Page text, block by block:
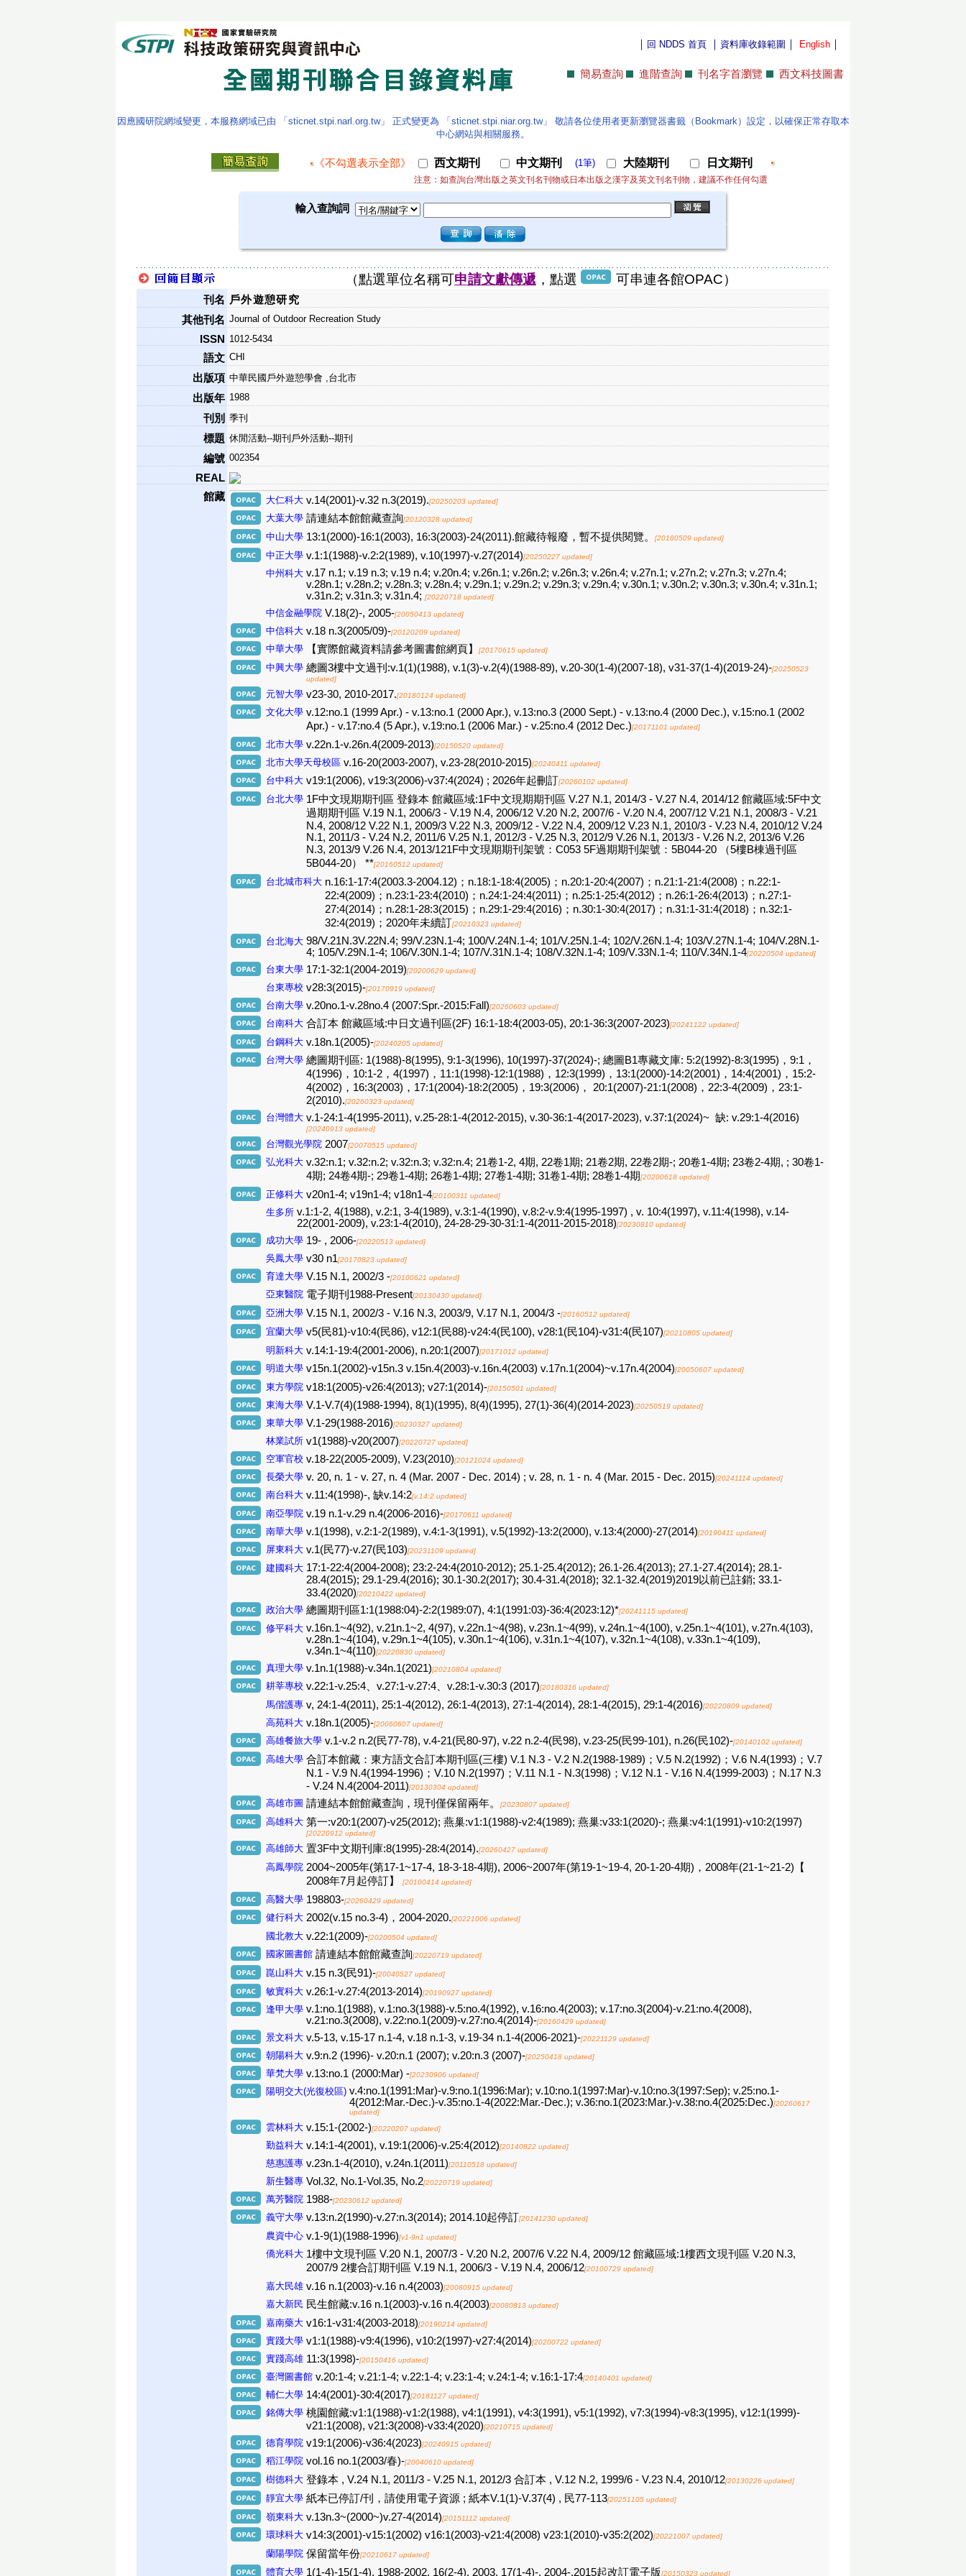
回 NDDS 首頁 資料庫收錄範圍 English
簡易查詢 進階查詢 刊名字首瀏覽 西文科技圖書
因應國研院網域變更，本服務網域已由 「sticnet.stpi.narl.org.tw」 正式變更為 「sticnet.stpi.niar.org.tw」 敬請各位使用者更新瀏覽器書籤（Bookmark）設定，以確保正常存取本
中心網站與相關服務。
《不勾選表示全部》 西文期刊 中文期刊 (1筆) 大陸期刊 日文期刊
注意：如查詢台灣出版之英文刊名刊物或日本出版之漢字及英文刊名刊物，建議不作任何勾選
輸入查詢詞
（點選單位名稱可申請文獻傳遞 ，點選 可串連各館OPAC）
刊名 戶外遊憩研究
其他刊名 Journal of Outdoor Recreation Study
ISSN 1012-5434
語文 CHI
出版項 中華民國戶外遊憩學會 ,台北市
出版年 1988
刊別 季刊
標題 休閒活動--期刊戶外活動--期刊
編號 002354
REAL
館藏
大仁科大 v.14(2001)-v.32 n.3(2019).[20250203 updated]
大葉大學 請連結本館館藏查詢[20120328 updated]
中山大學 13:1(2000)-16:1(2003), 16:3(2003)-24(2011).館藏待報廢，暫不提供閱覽。 [20180509 updated]
中正大學 v.1:1(1988)-v.2:2(1989), v.10(1997)-v.27(2014)[20250227 updated]
中州科大 v.17 n.1; v.19 n.3; v.19 n.4; v.20n.4; v.26n.1; v.26n.2; v.26n.3; v.26n.4; v.27n.1; v.27n.2; v.27n.3; v.27n.4;
v.28n.1; v.28n.2; v.28n.3; v.28n.4; v.29n.1; v.29n.2; v.29n.3; v.29n.4; v.30n.1; v.30n.2; v.30n.3; v.30n.4; v.31n.1;
v.31n.2; v.31n.3; v.31n.4; [20220718 updated]
中信金融學院 V.18(2)-, 2005-[20050413 updated]
中信科大 v.18 n.3(2005/09)-[20120209 updated]
中華大學 【實際館藏資料請參考圖書館網頁】 [20170615 updated]
中興大學 總圖3樓中文過刊:v.1(1)(1988), v.1(3)-v.2(4)(1988-89), v.20-30(1-4)(2007-18), v31-37(1-4)(2019-24)-[20250523
updated]
元智大學 v23-30, 2010-2017.[20180124 updated]
文化大學 v.12:no.1 (1999 Apr.) - v.13:no.1 (2000 Apr.), v.13:no.3 (2000 Sept.) - v.13:no.4 (2000 Dec.), v.15:no.1 (2002
Apr.) - v.17:no.4 (5 Apr.), v.19:no.1 (2006 Mar.) - v.25:no.4 (2012 Dec.)[20171101 updated]
北市大學 v.22n.1-v.26n.4(2009-2013)[20150520 updated]
北市大學天母校區 v.16-20(2003-2007), v.23-28(2010-2015)[20240411 updated]
台中科大 v19:1(2006), v19:3(2006)-v37:4(2024) ; 2026年起刪訂[20260102 updated]
台北大學 1F中文現期期刊區 登錄本 館藏區域:1F中文現期期刊區 V.27 N.1, 2014/3 - V.27 N.4, 2014/12 館藏區域:5F中文
過期期刊區 V.19 N.1, 2006/3 - V.19 N.4, 2006/12 V.20 N.2, 2007/6 - V.20 N.4, 2007/12 V.21 N.1, 2008/3 - V.21
N.4, 2008/12 V.22 N.1, 2009/3 V.22 N.3, 2009/12 - V.22 N.4, 2009/12 V.23 N.1, 2010/3 - V.23 N.4, 2010/12 V.24
N.1, 2011/3 - V.24 N.2, 2011/6 V.25 N.1, 2012/3 - V.25 N.3, 2012/9 V.26 N.1, 2013/3 - V.26 N.2, 2013/6 V.26
N.3, 2013/9 V.26 N.4, 2013/121F中文現期期刊架號：C053 5F過期期刊架號：5B044-20 （5樓B棟過刊區
5B044-20） **[20160512 updated]
台北城市科大 n.16:1-17:4(2003.3-2004.12)；n.18:1-18:4(2005)；n.20:1-20:4(2007)；n.21:1-21:4(2008)；n.22:1-
22:4(2009)；n.23:1-23:4(2010)；n.24:1-24:4(2011)；n.25:1-25:4(2012)；n.26:1-26:4(2013)；n.27:1-
27:4(2014)；n.28:1-28:3(2015)；n.29:1-29:4(2016)；n.30:1-30:4(2017)；n.31:1-31:4(2018)；n.32:1-
32:4(2019)；2020年未續訂[20210323 updated]
台北海大 98/V.21N.3V.22N.4; 99/V.23N.1-4; 100/V.24N.1-4; 101/V.25N.1-4; 102/V.26N.1-4; 103/V.27N.1-4; 104/V.28N.1-
4; 105/V.29N.1-4; 106/V.30N.1-4; 107/V.31N.1-4; 108/V.32N.1-4; 109/V.33N.1-4; 110/V.34N.1-4[20220504 updated]
台東大學 17:1-32:1(2004-2019)[20200629 updated]
台東專校 v28:3(2015)-[20170919 updated]
台南大學 v.20no.1-v.28no.4 (2007:Spr.-2015:Fall)[20260603 updated]
台南科大 合訂本 館藏區域:中日文過刊區(2F) 16:1-18:4(2003-05), 20:1-36:3(2007-2023)[20241122 updated]
台鋼科大 v.18n.1(2005)-[20240205 updated]
台灣大學 總圖期刊區: 1(1988)-8(1995), 9:1-3(1996), 10(1997)-37(2024)-; 總圖B1專藏文庫: 5:2(1992)-8:3(1995)，9:1，
4(1996)，10:1-2，4(1997)，11:1(1998)-12:1(1988)，12:3(1999)，13:1(2000)-14:2(2001)，14:4(2001)，15:2-
4(2002)，16:3(2003)，17:1(2004)-18:2(2005)，19:3(2006)， 20:1(2007)-21:1(2008)，22:3-4(2009)，23:1-
2(2010).[20260323 updated]
台灣體大 v.1-24:1-4(1995-2011), v.25-28:1-4(2012-2015), v.30-36:1-4(2017-2023), v.37:1(2024)~  缺: v.29:1-4(2016)
[20240913 updated]
台灣觀光學院 2007[20070515 updated]
弘光科大 v.32:n.1; v.32:n.2; v.32:n.3; v.32:n.4; 21卷1-2, 4期, 22卷1期; 21卷2期, 22卷2期-; 20卷1-4期; 23卷2-4期, ; 30卷1-
4期; 24卷4期-; 29卷1-4期; 26卷1-4期; 27卷1-4期; 31卷1-4期; 28卷1-4期[20200618 updated]
正修科大 v20n1-4; v19n1-4; v18n1-4[20100311 updated]
生多所 v.1:1-2, 4(1988), v.2:1, 3-4(1989), v.3:1-4(1990), v.8:2-v.9:4(1995-1997) , v. 10:4(1997), v.11:4(1998), v.14-
22(2001-2009), v.23:1-4(2010), 24-28-29-30-31:1-4(2011-2015-2018)[20230810 updated]
成功大學 19- , 2006-[20220513 updated]
吳鳳大學 v30 n1[20170823 updated]
育達大學 V.15 N.1, 2002/3 -[20100621 updated]
亞東醫院 電子期刊1988-Present[20130430 updated]
亞洲大學 V.15 N.1, 2002/3 - V.16 N.3, 2003/9, V.17 N.1, 2004/3 -[20160512 updated]
宜蘭大學 v5(民81)-v10:4(民86), v12:1(民88)-v24:4(民100), v28:1(民104)-v31:4(民107)[20210805 updated]
明新科大 v.14:1-19:4(2001-2006), n.20:1(2007)[20171012 updated]
明道大學 v15n.1(2002)-v15n.3 v.15n.4(2003)-v.16n.4(2003) v.17n.1(2004)~v.17n.4(2004)[20050607 updated]
東方學院 v18:1(2005)-v26:4(2013); v27:1(2014)-[20150501 updated]
東海大學 V.1-V.7(4)(1988-1994), 8(1)(1995), 8(4)(1995), 27(1)-36(4)(2014-2023)[20250519 updated]
東華大學 V.1-29(1988-2016)[20230327 updated]
林業試所 v1(1988)-v20(2007)[20220727 updated]
空軍官校 v.18-22(2005-2009), V.23(2010)[20121024 updated]
長榮大學 v. 20, n. 1 - v. 27, n. 4 (Mar. 2007 - Dec. 2014) ; v. 28, n. 1 - n. 4 (Mar. 2015 - Dec. 2015)[20241114 updated]
南台科大 v.11:4(1998)-, 缺v.14:2[v.14:2 updated]
南亞學院 v.19 n.1-v.29 n.4(2006-2016)-[20170611 updated]
南華大學 v.1(1998), v.2:1-2(1989), v.4:1-3(1991), v.5(1992)-13:2(2000), v.13:4(2000)-27(2014)[20190411 updated]
屏東科大 v.1(民77)-v.27(民103)[20231109 updated]
建國科大 17:1-22:4(2004-2008); 23:2-24:4(2010-2012); 25.1-25.4(2012); 26.1-26.4(2013); 27.1-27.4(2014); 28.1-
28.4(2015); 29.1-29.4(2016); 30.1-30.2(2017); 30.4-31.4(2018); 32.1-32.4(2019)2019以前已註銷; 33.1-
33.4(2020)[20210422 updated]
政治大學 總圖期刊區1:1(1988:04)-2:2(1989:07), 4:1(1991:03)-36:4(2023:12)*[20241115 updated]
修平科大 v.16n.1~4(92), v.21n.1~2, 4(97), v.22n.1~4(98), v.23n.1~4(99), v.24n.1~4(100), v.25n.1~4(101), v.27n.4(103),
v.28n.1~4(104), v.29n.1~4(105), v.30n.1~4(106), v.31n.1~4(107), v.32n.1~4(108), v.33n.1~4(109),
v.34n.1~4(110)[20220830 updated]
真理大學 v.1n.1(1988)-v.34n.1(2021)[20210804 updated]
耕莘專校 v.22:1-v.25:4、v.27:1-v.27:4、v.28:1-v.30:3 (2017)[20180316 updated]
馬偕護專 v, 24:1-4(2011), 25:1-4(2012), 26:1-4(2013), 27:1-4(2014), 28:1-4(2015), 29:1-4(2016)[20220809 updated]
高苑科大 v.18n.1(2005)-[20060607 updated]
高雄餐旅大學 v.1-v.2 n.2(民77-78), v.4-21(民80-97), v.22 n.2-4(民98), v.23-25(民99-101), n.26(民102)-[20140102 updated]
高雄大學 合訂本館藏：東方語文合訂本期刊區(三樓) V.1 N.3 - V.2 N.2(1988-1989)；V.5 N.2(1992)；V.6 N.4(1993)；V.7
N.1 - V.9 N.4(1994-1996)；V.10 N.2(1997)；V.11 N.1 - N.3(1998)；V.12 N.1 - V.16 N.4(1999-2003)；N.17 N.3
- V.24 N.4(2004-2011)[20130304 updated]
高雄市圖 請連結本館館藏查詢，現刊僅保留兩年。 [20230807 updated]
高雄科大 第一:v20:1(2007)-v25(2012); 燕巢:v1:1(1988)-v2:4(1989); 燕巢:v33:1(2020)-; 燕巢:v4:1(1991)-v10:2(1997)
[20220912 updated]
高雄師大 置3F中文期刊庫:8(1995)-28:4(2014).[20260427 updated]
高鳳學院 2004~2005年(第17-1~17-4, 18-3-18-4期), 2006~2007年(第19-1~19-4, 20-1-20-4期)，2008年(21-1~21-2)【
2008年7月起停訂】
[20100414 updated]
高醫大學 198803-[20260429 updated]
健行科大 2002(v.15 no.3-4)，2004-2020.[20221006 updated]
國北教大 v.22:1(2009)-[20200504 updated]
國家圖書館 請連結本館館藏查詢[20220719 updated]
崑山科大 v.15 n.3(民91)-[20040527 updated]
敏實科大 v.26:1-v.27:4(2013-2014)[20190927 updated]
逢甲大學 v.1:no.1(1988), v.1:no.3(1988)-v.5:no.4(1992), v.16:no.4(2003); v.17:no.3(2004)-v.21:no.4(2008),
v.21:no.3(2008), v.22:no.1(2009)-v.27:no.4(2014)-[20160429 updated]
景文科大 v.5-13, v.15-17 n.1-4, v.18 n.1-3, v.19-34 n.1-4(2006-2021)-[20221129 updated]
朝陽科大 v.9:n.2 (1996)- v.20:n.1 (2007); v.20:n.3 (2007)-[20250418 updated]
華梵大學 v.13:no.1 (2000:Mar) -[20230906 updated]
陽明交大(光復校區) v.4:no.1(1991:Mar)-v.9:no.1(1996:Mar); v.10:no.1(1997:Mar)-v.10:no.3(1997:Sep); v.25:no.1-
4(2012:Mar.-Dec.)-v.35:no.1-4(2022:Mar.-Dec.); v.36:no.1(2023:Mar.)-v.38:no.4(2025:Dec.)[20260617
updated]
雲林科大 v.15:1-(2002-)[20220207 updated]
勤益科大 v.14:1-4(2001), v.19:1(2006)-v.25:4(2012)[20140822 updated]
慈惠護專 v.23n.1-4(2010), v.24n.1(2011)[20110518 updated]
新生醫專 Vol.32, No.1-Vol.35, No.2[20220719 updated]
萬芳醫院 1988-[20230612 updated]
義守大學 v.13:n.2(1990)-v.27:n.3(2014); 2014.10起停訂[20141230 updated]
農資中心 v.1-9(1)(1988-1996)[v1-9n1 updated]
僑光科大 1樓中文現刊區 V.20 N.1, 2007/3 - V.20 N.2, 2007/6 V.22 N.4, 2009/12 館藏區域:1樓西文現刊區 V.20 N.3,
2007/9 2樓合訂期刊區 V.19 N.1, 2006/3 - V.19 N.4, 2006/12[20100729 updated]
嘉大民雄 v.16 n.1(2003)-v.16 n.4(2003)[20080915 updated]
嘉大新民 民生館藏:v.16 n.1(2003)-v.16 n.4(2003)[20080813 updated]
嘉南藥大 v16:1-v31:4(2003-2018)[20190214 updated]
實踐大學 v1:1(1988)-v9:4(1996), v10:2(1997)-v27:4(2014)[20200722 updated]
實踐高雄 11:3(1998)-[20150416 updated]
臺灣圖書館 v.20:1-4; v.21:1-4; v.22:1-4; v.23:1-4; v.24:1-4; v.16:1-17:4[20140401 updated]
輔仁大學 14:4(2001)-30:4(2017)[20181127 updated]
銘傳大學 桃園館藏:v1:1(1988)-v1:2(1988), v4:1(1991), v4:3(1991), v5:1(1992), v7:3(1994)-v8:3(1995), v12:1(1999)-
v21:1(2008), v21:3(2008)-v33:4(2020)[20210715 updated]
德育學院 v19:1(2006)-v36:4(2023)[20240915 updated]
稻江學院 vol.16 no.1(2003/春)-[20040610 updated]
樹德科大 登錄本 , V.24 N.1, 2011/3 - V.25 N.1, 2012/3 合訂本 , V.12 N.2, 1999/6 - V.23 N.4, 2010/12[20130226 updated]
靜宜大學 紙本已停訂/刊，請使用電子資源 ; 紙本V.1(1)-V.37(4) , 民77-113[20251105 updated]
嶺東科大 v.13n.3~(2000~)v.27-4(2014)[20151112 updated]
環球科大 v14:3(2001)-v15:1(2002) v16:1(2003)-v21:4(2008) v23:1(2010)-v35:2(202)[20221007 updated]
蘭陽學院 保留當年份[20210617 updated]
體育大學 1(1-4)-15(1-4), 1988-2002, 16(2-4), 2003, 17(1-4)-, 2004-.2015起改訂電子版[20150323 updated]